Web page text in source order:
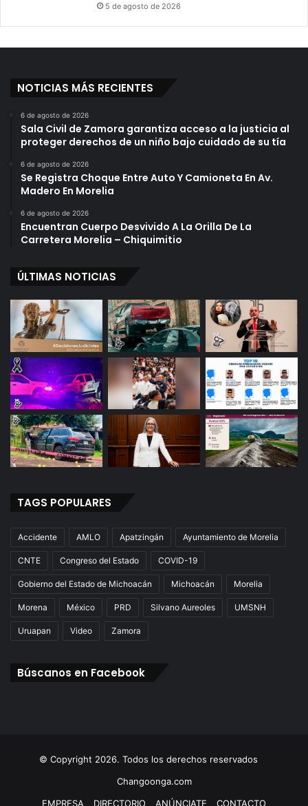
5 de agosto de 2026
NOTICIAS MÁS RECIENTES
6 de agosto de 2026
Sala Civil de Zamora garantiza acceso a la justicia al
proteger derechos de un niño bajo cuidado de su tía
6 de agosto de 2026
Se Registra Choque Entre Auto Y Camioneta En Av.
Madero En Morelia
6 de agosto de 2026
Encuentran Cuerpo Desvivido A La Orilla De La
Carretera Morelia – Chiquimitio
ÚLTIMAS NOTICIAS
TAGS POPULARES
Accidente AMLO Apatzingán Ayuntamiento de Morelia
CNTE Congreso del Estado COVID-19
Gobierno del Estado de Michoacán Michoacán Morelia
Morena México PRD Silvano Aureoles UMSNH
Uruapan Video Zamora
Búscanos en Facebook
© Copyright 2026. Todos los derechos reservados
Changoonga.com
EMPRESA
DIRECTORIO ANÚNCIATE CONTACTO